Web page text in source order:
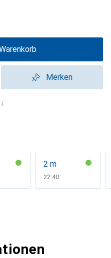
Merken
i
2 m
CHF
22.40